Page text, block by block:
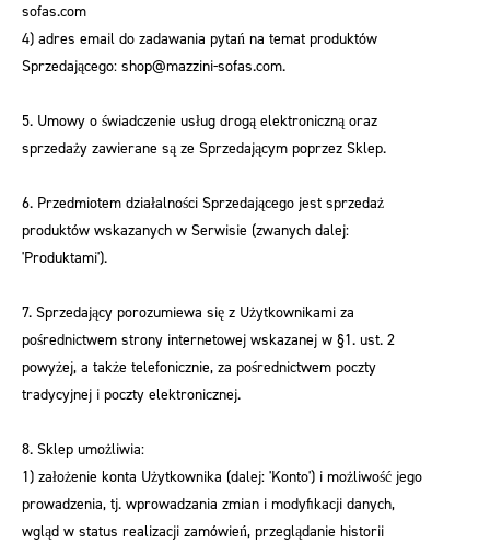
sofas.com
4) adres email do zadawania pytań na temat produktów
Sprzedającego: shop@mazzini-sofas.com.
5. Umowy o świadczenie usług drogą elektroniczną oraz
sprzedaży zawierane są ze Sprzedającym poprzez Sklep.
6. Przedmiotem działalności Sprzedającego jest sprzedaż
produktów wskazanych w Serwisie (zwanych dalej:
'Produktami').
7. Sprzedający porozumiewa się z Użytkownikami za
pośrednictwem strony internetowej wskazanej w §1. ust. 2
powyżej, a także telefonicznie, za pośrednictwem poczty
tradycyjnej i poczty elektronicznej.
8. Sklep umożliwia:
1) założenie konta Użytkownika (dalej: 'Konto') i możliwość jego
prowadzenia, tj. wprowadzania zmian i modyfikacji danych,
wgląd w status realizacji zamówień, przeglądanie historii